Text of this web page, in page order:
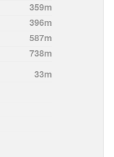
359m
396m
587m
738m
33m